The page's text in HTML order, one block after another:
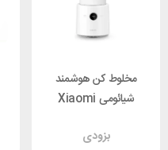
مخلوط کن هوشمند
شیائومی Xiaomi
MPBJ001ACM-1A
بزودی